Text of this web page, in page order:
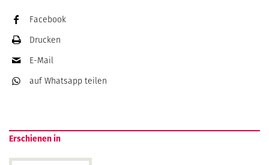
Facebook
Drucken
E-Mail
auf Whatsapp teilen
Erschienen in